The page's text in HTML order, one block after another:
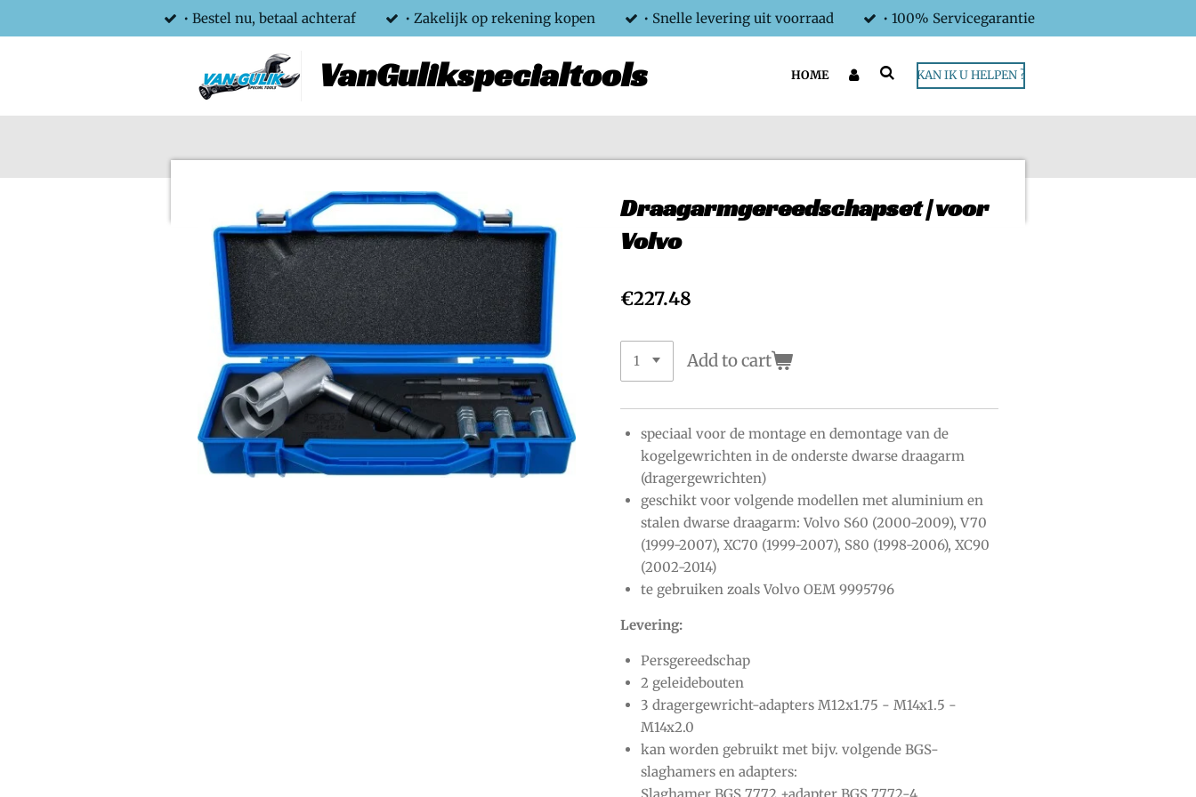
to
• Bestel nu, betaal achteraf • Zakelijk op rekening kopen • Snelle levering uit voorraad • 100% Servicegarantie
VanGulikspecialtools HOME KAN IK U HELPEN ?
Draagarmgereedschapset | voor
Volvo
€227.48
Add to cart
speciaal voor de montage en demontage van de
kogelgewrichten in de onderste dwarse draagarm
(dragergewrichten)
geschikt voor volgende modellen met aluminium en
stalen dwarse draagarm: Volvo S60 (2000-2009), V70
(1999-2007), XC70 (1999-2007), S80 (1998-2006), XC90
(2002-2014)
te gebruiken zoals Volvo OEM 9995796
Levering:
Persgereedschap
2 geleidebouten
3 dragergewricht-adapters M12x1.75 - M14x1.5 -
M14x2.0
kan worden gebruikt met bijv. volgende BGS-
slaghamers en adapters: